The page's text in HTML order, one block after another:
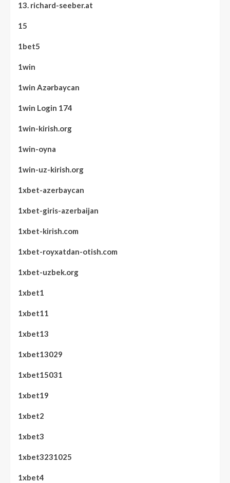
13. richard-seeber.at
15
1bet5
1win
1win Azərbaycan
1win Login 174
1win-kirish.org
1win-oyna
1win-uz-kirish.org
1xbet-azerbaycan
1xbet-giris-azerbaijan
1xbet-kirish.com
1xbet-royxatdan-otish.com
1xbet-uzbek.org
1xbet1
1xbet11
1xbet13
1xbet13029
1xbet15031
1xbet19
1xbet2
1xbet3
1xbet3231025
1xbet4